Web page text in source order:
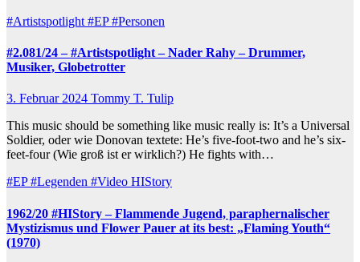
#Artistspotlight #EP#Personen
#2.081/24 – #Artistspotlight – Nader Rahy – Drummer,
Musiker, Globetrotter
3. Februar 2024 Tommy T. Tulip
This music should be something like music really is: It’s a Universal
Soldier, oder wie Donovan textete: He’s five-foot-two and he’s six-
feet-four (Wie groß ist er wirklich?) He fights with…
#EP#Legenden #Video HIStory
1962/20 #HIStory – Flammende Jugend, paraphernalischer
Mystizismus und Flower Pauer at its best: „Flaming Youth“
(1970)